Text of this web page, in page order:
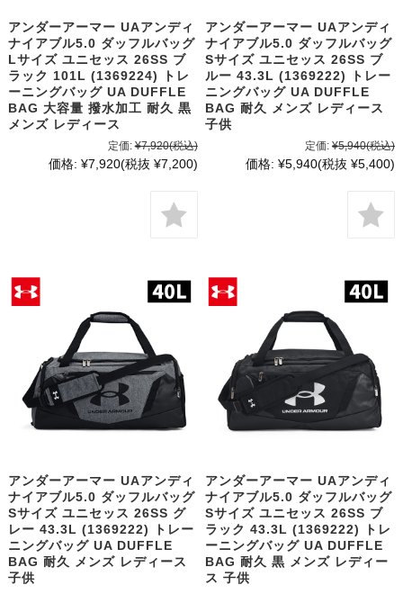
アンダーアーマー UAアンディ
ナイアブル5.0 ダッフルバッグ
Lサイズ ユニセッス 26SS ブ
ラック 101L (1369224) トレ
ーニングバッグ UA DUFFLE
BAG 大容量 撥水加工 耐久 黒
メンズ レディース
定価: ¥7,920(税込)
価格: ¥7,920(税抜 ¥7,200)
アンダーアーマー UAアンディ
ナイアブル5.0 ダッフルバッグ
Sサイズ ユニセッス 26SS ブ
ルー 43.3L (1369222) トレー
ニングバッグ UA DUFFLE
BAG 耐久 メンズ レディース
子供
定価: ¥5,940(税込)
価格: ¥5,940(税抜 ¥5,400)
アンダーアーマー UAアンディ
ナイアブル5.0 ダッフルバッグ
Sサイズ ユニセッス 26SS グ
レー 43.3L (1369222) トレー
ニングバッグ UA DUFFLE
BAG 耐久 メンズ レディース
子供
アンダーアーマー UAアンディ
ナイアブル5.0 ダッフルバッグ
Sサイズ ユニセッス 26SS ブ
ラック 43.3L (1369222) トレ
ーニングバッグ UA DUFFLE
BAG 耐久 黒 メンズ レディー
ス 子供